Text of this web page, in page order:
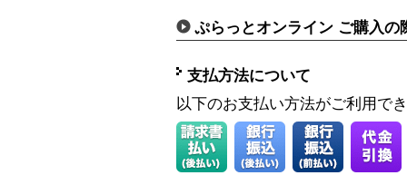
ぷらっとオンライン ご購入の
支払方法について
以下のお支払い方法がご利用で